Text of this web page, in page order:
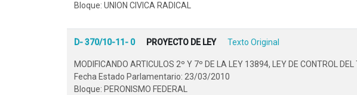
Bloque: UNION CIVICA RADICAL
D- 370/10-11- 0 PROYECTO DE LEY Texto Original
MODIFICANDO ARTICULOS 2º Y 7º DE LA LEY 13894, LEY DE CONTROL DEL
Fecha Estado Parlamentario: 23/03/2010
Bloque: PERONISMO FEDERAL